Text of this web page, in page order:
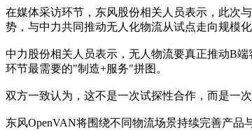
在媒体采访环节，东风股份相关人员表示，此次
势，与中力共同推动无人化物流从试点走向规模化
中力股份相关人员表示，无人物流要真正推动B
环节最需要的"制造+服务"拼图。
双方一致认为，这不是一次试探性合作，而是一
东风OpenVAN将围绕不同物流场景持续完善产